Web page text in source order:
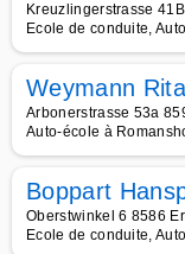
Kreuzlingerstrasse
Ecole de conduite,
Weymann Rita
Arbonerstrasse 53a
Auto-école à
Boppart
Oberstwinkel 6 8586
Ecole de conduite,